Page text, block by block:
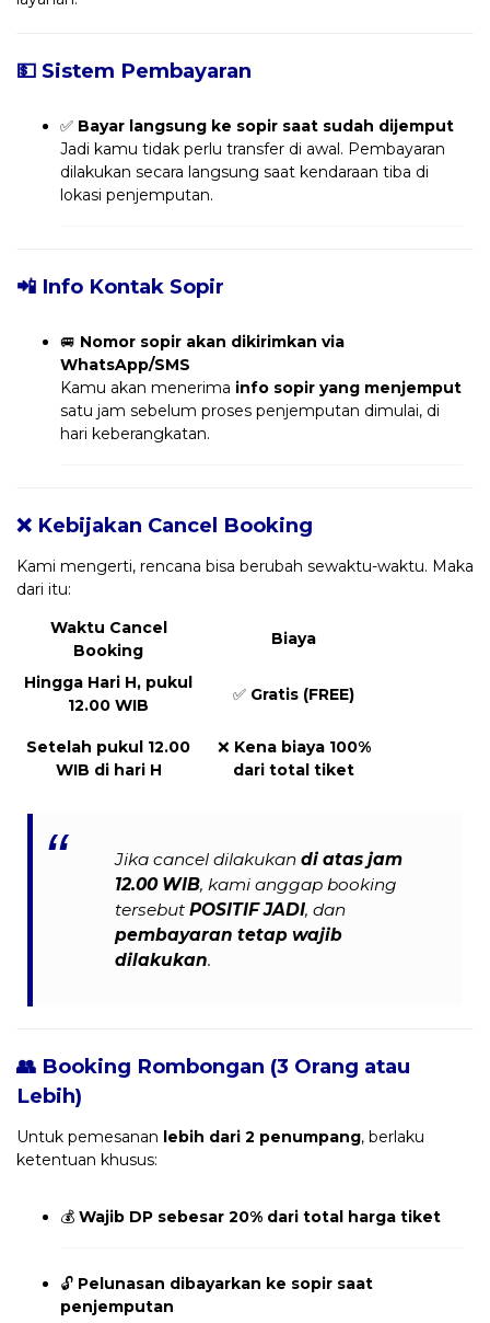
💵 Sistem Pembayaran
✅ Bayar langsung ke sopir saat sudah dijemput
Jadi kamu tidak perlu transfer di awal. Pembayaran
dilakukan secara langsung saat kendaraan tiba di
lokasi penjemputan.
📲 Info Kontak Sopir
🚐 Nomor sopir akan dikirimkan via
WhatsApp/SMS
Kamu akan menerima info sopir yang menjemput
satu jam sebelum proses penjemputan dimulai, di
hari keberangkatan.
❌ Kebijakan Cancel Booking
Kami mengerti, rencana bisa berubah sewaktu-waktu. Maka
dari itu:
Waktu Cancel
Booking
Biaya
Hingga Hari H, pukul
12.00 WIB
✅ Gratis (FREE)
Setelah pukul 12.00
WIB di hari H
❌ Kena biaya 100%
dari total tiket
Jika cancel dilakukandi atas jam
12.00 WIB, kami anggap booking
tersebutPOSITIF JADI, dan
pembayaran tetap wajib
dilakukan.
👥 Booking Rombongan (3 Orang atau
Lebih)
Untuk pemesanan lebih dari 2 penumpang, berlaku
ketentuan khusus:
💰 Wajib DP sebesar 20% dari total harga tiket
🔓 Pelunasan dibayarkan ke sopir saat
penjemputan